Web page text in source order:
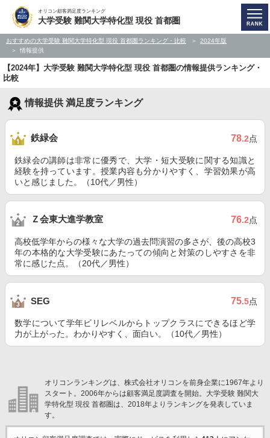
オリコン顧客満足度ランキング
大学受験 難関大学特化型 現役 首都圏
おすすめの大学受験 難関大学特化型 現役 首都圏ランキング・比較
2024年版
情報提供
【2024年】大学受験 難関大学特化型 現役 首都圏の情報提供ランキング・
比較
情報提供 満足度ランキング
鉄緑会 78.2点
鉄緑会の講師は非常に優秀で、大学・短大受験に関する知識と
経験を持っています。授業内容も分かりやすく、学習効果が高
いと感じました。（10代／男性）
Ｚ会東大進学教室 76.2点
高校低学年からの様々な大学の過去問演習の多さが、後の高校3
年の本格的な大学受験にあたっての傾向と対策のしやすさを非
常に感じた点。（20代／男性）
SEG 75.5点
数学について学年ビリレベルからトップクラスにできるほど学
力が上がった。わかりやすく、面白い。（10代／男性）
オリコンランキングは、株式会社オリコンを前身企業に1967年より
スタート。2006年からは顧客満足度調査を開始。大学受験 難関大
学特化型 現役 首都圏は、2018年よりランキングを発表していま
す。